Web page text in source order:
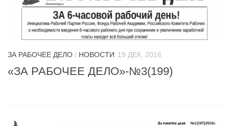
ЗА РАБОЧЕЕ ДЕЛО / НОВОСТИ 19 ДЕК, 2016
«ЗА РАБОЧЕЕ ДЕЛО»-№3(199)